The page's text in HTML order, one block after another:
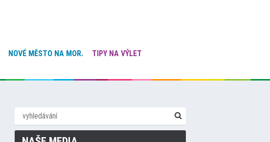
NOVÉ MĚSTO NA MOR.
TIPY NA VÝLET